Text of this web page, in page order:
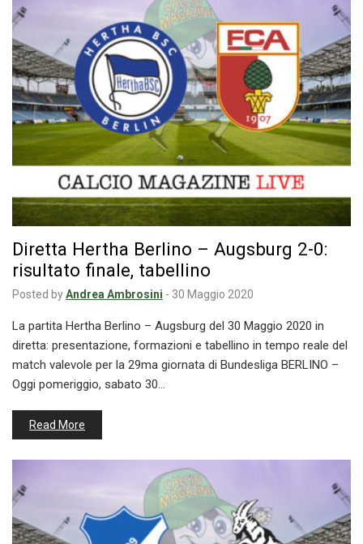
Diretta Hertha Berlino – Augsburg 2-0:
risultato finale, tabellino
Posted byAndrea Ambrosini - 30 Maggio 2020
La partita Hertha Berlino – Augsburg del 30 Maggio 2020 in
diretta: presentazione, formazioni e tabellino in tempo reale del
match valevole per la 29ma giornata di Bundesliga BERLINO –
Oggi pomeriggio, sabato 30…
Read More